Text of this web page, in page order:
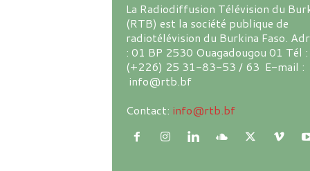
La Radiodiffusion Télévision du
(RTB) est la société publique de
radiotélévision du Burkina Faso.
: 01 BP 2530 Ouagadougou 01 Tél :
(+226) 25 31-83-53 / 63 E-mail :
info@rtb.bf
Contact: info@rtb.bf